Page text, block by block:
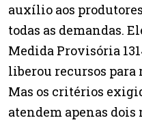
auxílio aos
todas as demandas.
Medida Provisória
liberou recursos para
Mas os critérios
atendem apenas